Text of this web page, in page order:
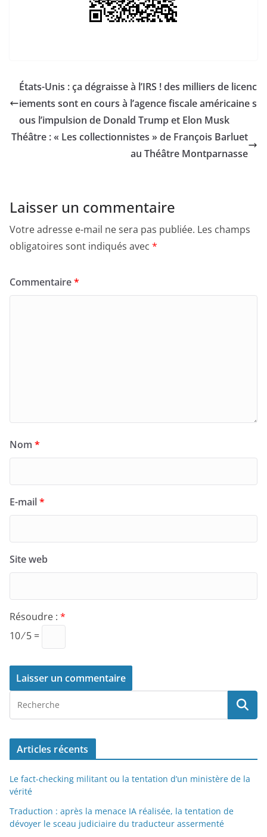
États-Unis : ça dégraisse à l’IRS ! des milliers de licenc
iements sont en cours à l’agence fiscale américaine s
ous l’impulsion de Donald Trump et Elon Musk
Théâtre : « Les collectionnistes » de François Barluet
au Théâtre Montparnasse
Laisser un commentaire
Votre adresse e-mail ne sera pas publiée. Les champs
obligatoires sont indiqués avec *
Commentaire*
Nom *
E-mail*
Site web
Résoudre : *
10 ⁄ 5 =
Articles récents
Le fact-checking militant ou la tentation d’un ministère de la
vérité
Traduction : après la menace IA réalisée, la tentation de
dévoyer le sceau judiciaire du traducteur assermenté